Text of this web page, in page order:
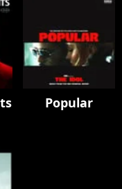
Popular